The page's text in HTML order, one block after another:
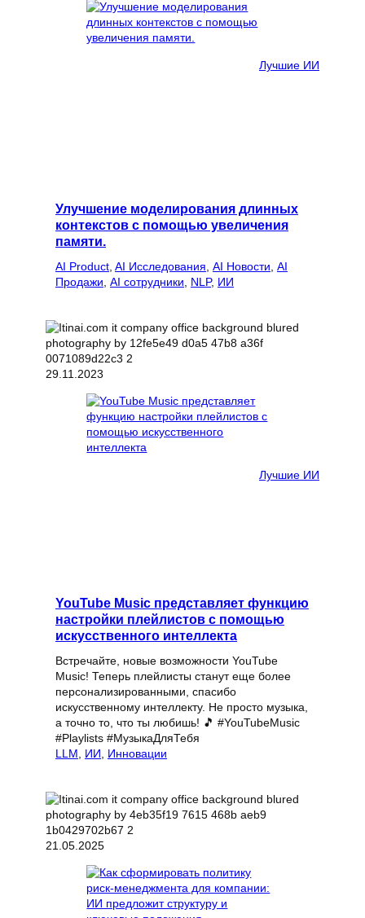
Лучшие ИИ
Улучшение моделирования длинных
контекстов с помощью увеличения
памяти.
AI Product AI Исследования AI Новости AI
Продажи AI сотрудники NLP, ИИ
29.11.2023
Лучшие ИИ
YouTube Music представляет функцию
настройки плейлистов с помощью
искусственного интеллекта
Встречайте, новые возможности YouTube
Music! Теперь плейлисты станут еще более
персонализированными, спасибо
искусственному интеллекту. Не просто музыка,
а точно то, что ты любишь! 🎵 #YouTubeMusic
#Playlists #МузыкаДляТебя
LLM
ИИ Инновации
21.05.2025